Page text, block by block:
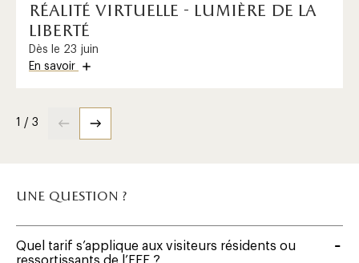
réalité virtuelle - lumière de la
liberté
Dès le 23 juin
En savoir
1 / 3
une question ?
Quel tarif s’applique aux visiteurs résidents ou
ressortissants de l’EEE ?